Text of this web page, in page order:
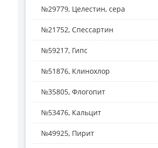
№29779, Целестин, сера
№21752, Спессартин
№59217, Гипс
№51876, Клинохлор
№35805, Флогопит
№53476, Кальцит
№49925, Пирит